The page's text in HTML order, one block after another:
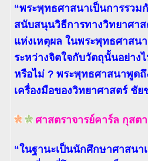
“พระพุทธศาสนาเป็นการรว
สนับสนุนวิธีการทางวิทยาศา
แห่งเหตุผล ในพระพุทธศาสน
ระหว่างจิตใจกับวัตถุนั้นอย่า
หรือไม่ ? พระพุทธศาสนาพูดถึ
เครื่องมือของวิทยาศาสตร์ ชั
ศาสตราจารย์คาร์ล กุสต
“ในฐานะเป็นนักศึกษาศาสนา